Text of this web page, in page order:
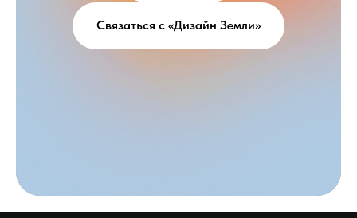
Связаться с «Дизайн Земли»